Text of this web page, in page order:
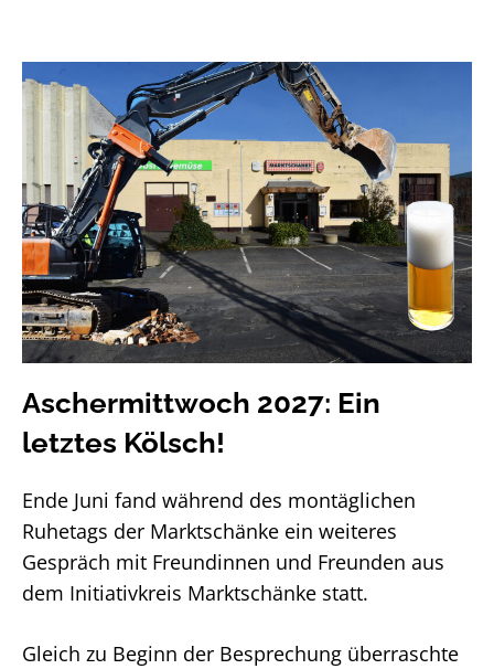
Aschermittwoch 2027: Ein
letztes Kölsch!
Ende Juni fand während des montäglichen
Ruhetags der Marktschänke ein weiteres
Gespräch mit Freundinnen und Freunden aus
dem Initiativkreis Marktschänke statt.
Gleich zu Beginn der Besprechung überraschte